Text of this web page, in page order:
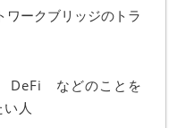
ークブリッジのトラ
DeFi などのことを
人